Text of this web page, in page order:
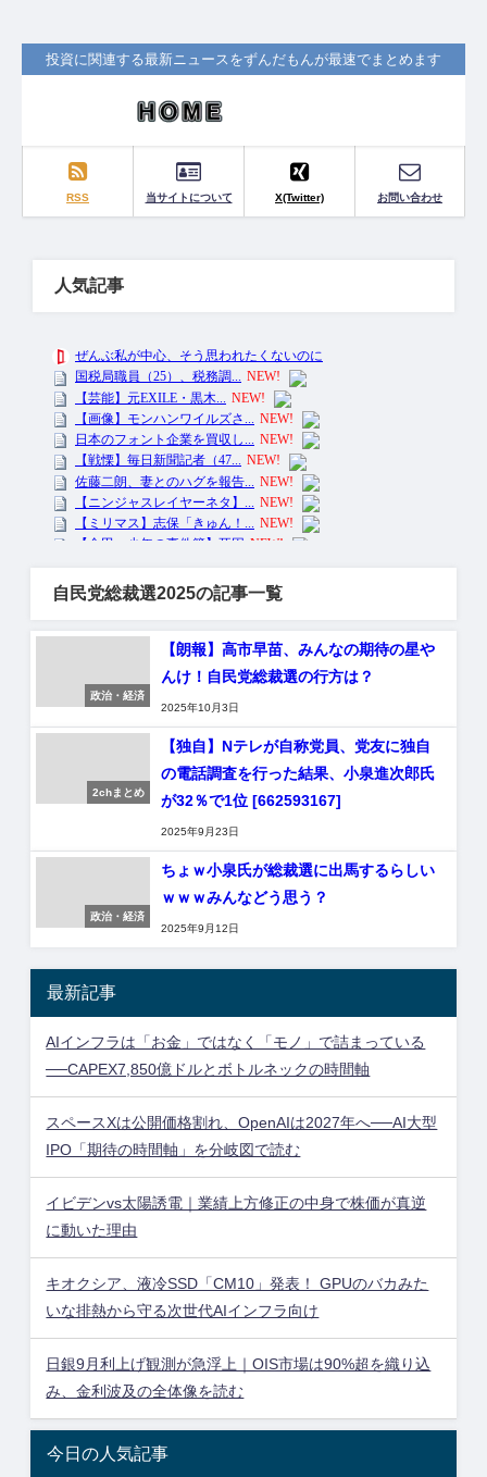
投資に関連する最新ニュースをずんだもんが最速でまとめます
RSS 当サイトについて X(Twitter) お問い合わせ
人気記事
自民党総裁選2025の記事一覧
政治・経済
【朗報】高市早苗、みんなの期待の星や
んけ！自民党総裁選の行方は？
2025年10月3日
2chまとめ
【独自】Nテレが自称党員、党友に独自
の電話調査を行った結果、小泉進次郎氏
が32％で1位 [662593167]
2025年9月23日
政治・経済
ちょｗ小泉氏が総裁選に出馬するらしい
ｗｗｗみんなどう思う？
2025年9月12日
最新記事
AIインフラは「お金」ではなく「モノ」で詰まっている
──CAPEX7,850億ドルとボトルネックの時間軸
スペースXは公開価格割れ、OpenAIは2027年へ──AI大型
IPO「期待の時間軸」を分岐図で読む
イビデンvs太陽誘電｜業績上方修正の中身で株価が真逆
に動いた理由
キオクシア、液冷SSD「CM10」発表！ GPUのバカみた
いな排熱から守る次世代AIインフラ向け
日銀9月利上げ観測が急浮上｜OIS市場は90%超を織り込
み、金利波及の全体像を読む
今日の人気記事